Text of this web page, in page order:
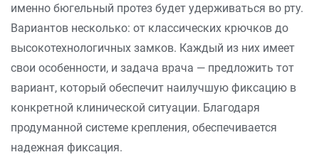
именно бюгельный протез будет удерживаться во рту.
Вариантов несколько: от классических крючков до
высокотехнологичных замков. Каждый из них имеет
свои особенности, и задача врача — предложить тот
вариант, который обеспечит наилучшую фиксацию в
конкретной клинической ситуации. Благодаря
продуманной системе крепления, обеспечивается
надежная фиксация.